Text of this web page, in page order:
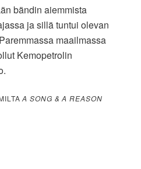
bändin aiemmista
ja sillä tuntui olevan
maailmassa
Kemopetrolin
A SONG & A REASON